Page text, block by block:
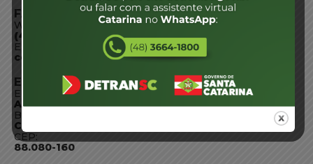
FALE CONOSCO
WhatsApp:
(48) 3664-1800
E-mail:
centraldeinformacoes@detran.sc.gov.br
ENDEREÇO
Endereço:
Av. Almirante Tamandaré - 480
Bairro:
Coqueiros, Florianópolis SC
CEP:
88.080-160